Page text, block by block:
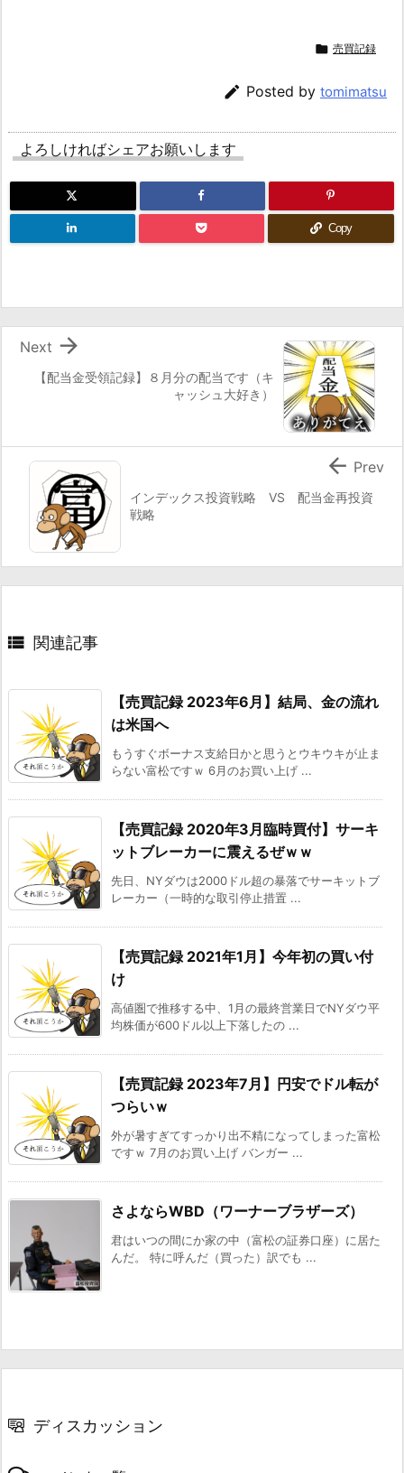
 売買記録
 Posted by tomimatsu
よろしければシェアお願いします
Copy
【配当金受領記録】８月分の配当です（キ
ャッシュ大好き）

Next
インデックス投資戦略 VS 配当金再投資
戦略
 Prev
 関連記事
【売買記録 2023年6月】結局、金の流れ
は米国へ
もうすぐボーナス支給日かと思うとウキウキが止ま
らない富松ですｗ 6月のお買い上げ ...
【売買記録 2020年3月臨時買付】サーキ
ットブレーカーに震えるぜｗｗ
先日、NYダウは2000ドル超の暴落でサーキットブ
レーカー（一時的な取引停止措置 ...
【売買記録 2021年1月】今年初の買い付
け
高値圏で推移する中、1月の最終営業日でNYダウ平
均株価が600ドル以上下落したの ...
【売買記録 2023年7月】円安でドル転が
つらいｗ
外が暑すぎてすっかり出不精になってしまった富松
ですｗ 7月のお買い上げ バンガー ...
さよならWBD（ワーナーブラザーズ）
君はいつの間にか家の中（富松の証券口座）に居た
んだ。 特に呼んだ（買った）訳でも ...
ディスカッション